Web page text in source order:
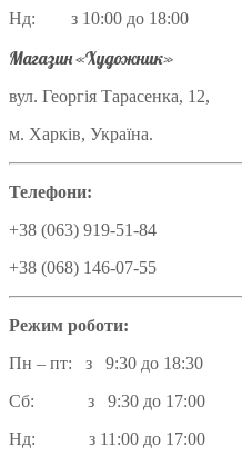
Нд: з 10:00 до 18:00
Магазин «Художник»
вул. Георгія Тарасенка, 12,
м. Харків, Україна.
Телефони:
+38 (063) 919-51-84
+38 (068) 146-07-55
Режим роботи:
Пн – пт: з 9:30 до 18:30
Сб: з 9:30 до 17:00
Нд: з 11:00 до 17:00